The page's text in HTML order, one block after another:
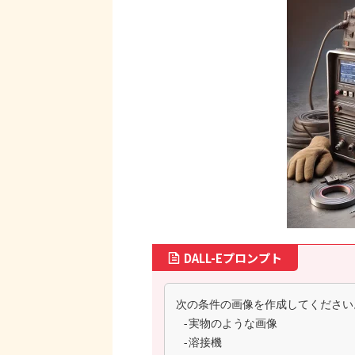
DALL-Eプロンプト
次の条件の画像を作成してくださ
-実物のような画像
-溶接機